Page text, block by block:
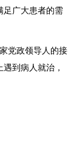
足广大患者的需
党政领导人的接
到病人就治，